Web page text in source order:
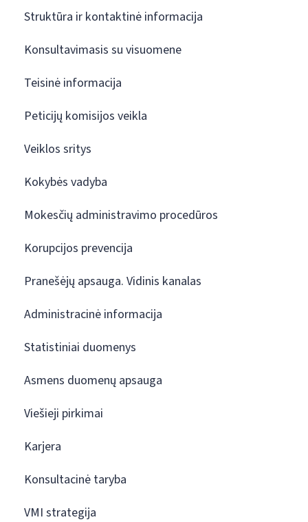
Struktūra ir kontaktinė informacija
Konsultavimasis su visuomene
Teisinė informacija
Peticijų komisijos veikla
Veiklos sritys
Kokybės vadyba
Mokesčių administravimo procedūros
Korupcijos prevencija
Pranešėjų apsauga. Vidinis kanalas
Administracinė informacija
Statistiniai duomenys
Asmens duomenų apsauga
Viešieji pirkimai
Karjera
Konsultacinė taryba
VMI strategija